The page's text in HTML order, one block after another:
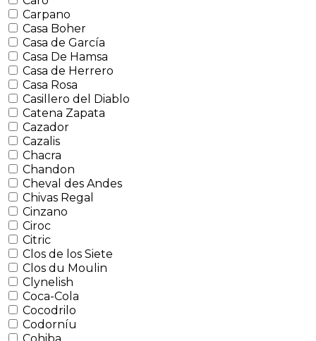
Carpano
Casa Boher
Casa de García
Casa De Hamsa
Casa de Herrero
Casa Rosa
Casillero del Diablo
Catena Zapata
Cazador
Cazalis
Chacra
Chandon
Cheval des Andes
Chivas Regal
Cinzano
Ciroc
Citric
Clos de los Siete
Clos du Moulin
Clynelish
Coca-Cola
Cocodrilo
Codorníu
Cohiba